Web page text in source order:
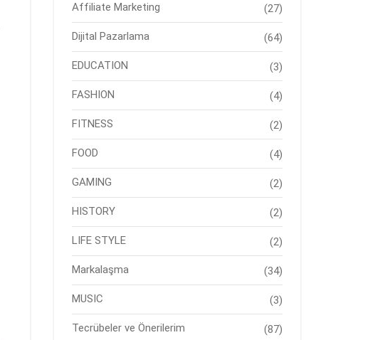
Affiliate Marketing (27)
Dijital Pazarlama (64)
EDUCATION (3)
FASHION (4)
FITNESS (2)
FOOD (4)
GAMING (2)
HISTORY (2)
LIFE STYLE (2)
Markalaşma (34)
MUSIC (3)
Tecrübeler ve Önerilerim (87)